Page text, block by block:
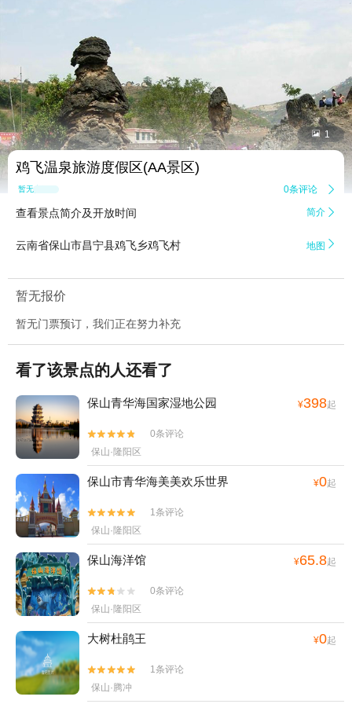
 1
鸡飞温泉旅游度假区(AA景区)
暂无点评 0条评论 
查看景点简介及开放时间 简介 
云南省保山市昌宁县鸡飞乡鸡飞村 地图 
暂无报价
暂无门票预订，我们正在努力补充
看了该景点的人还看了
保山青华海国家湿地公园 ¥398起


0条评论
保山·隆阳区
保山市青华海美美欢乐世界 ¥0起


1条评论
保山·隆阳区
保山海洋馆 ¥65.8起


0条评论
保山·隆阳区
大树杜鹃王 ¥0起


1条评论
保山·腾冲